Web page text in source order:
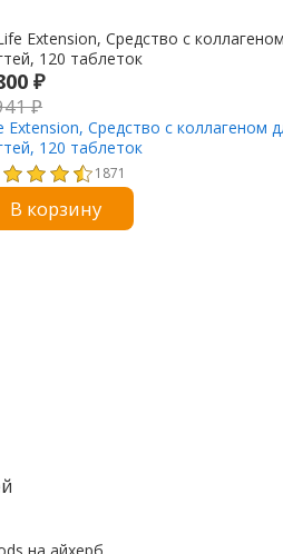
₽
₽
Extension, Средство с коллагеном
120 таблеток
1871
В корзину